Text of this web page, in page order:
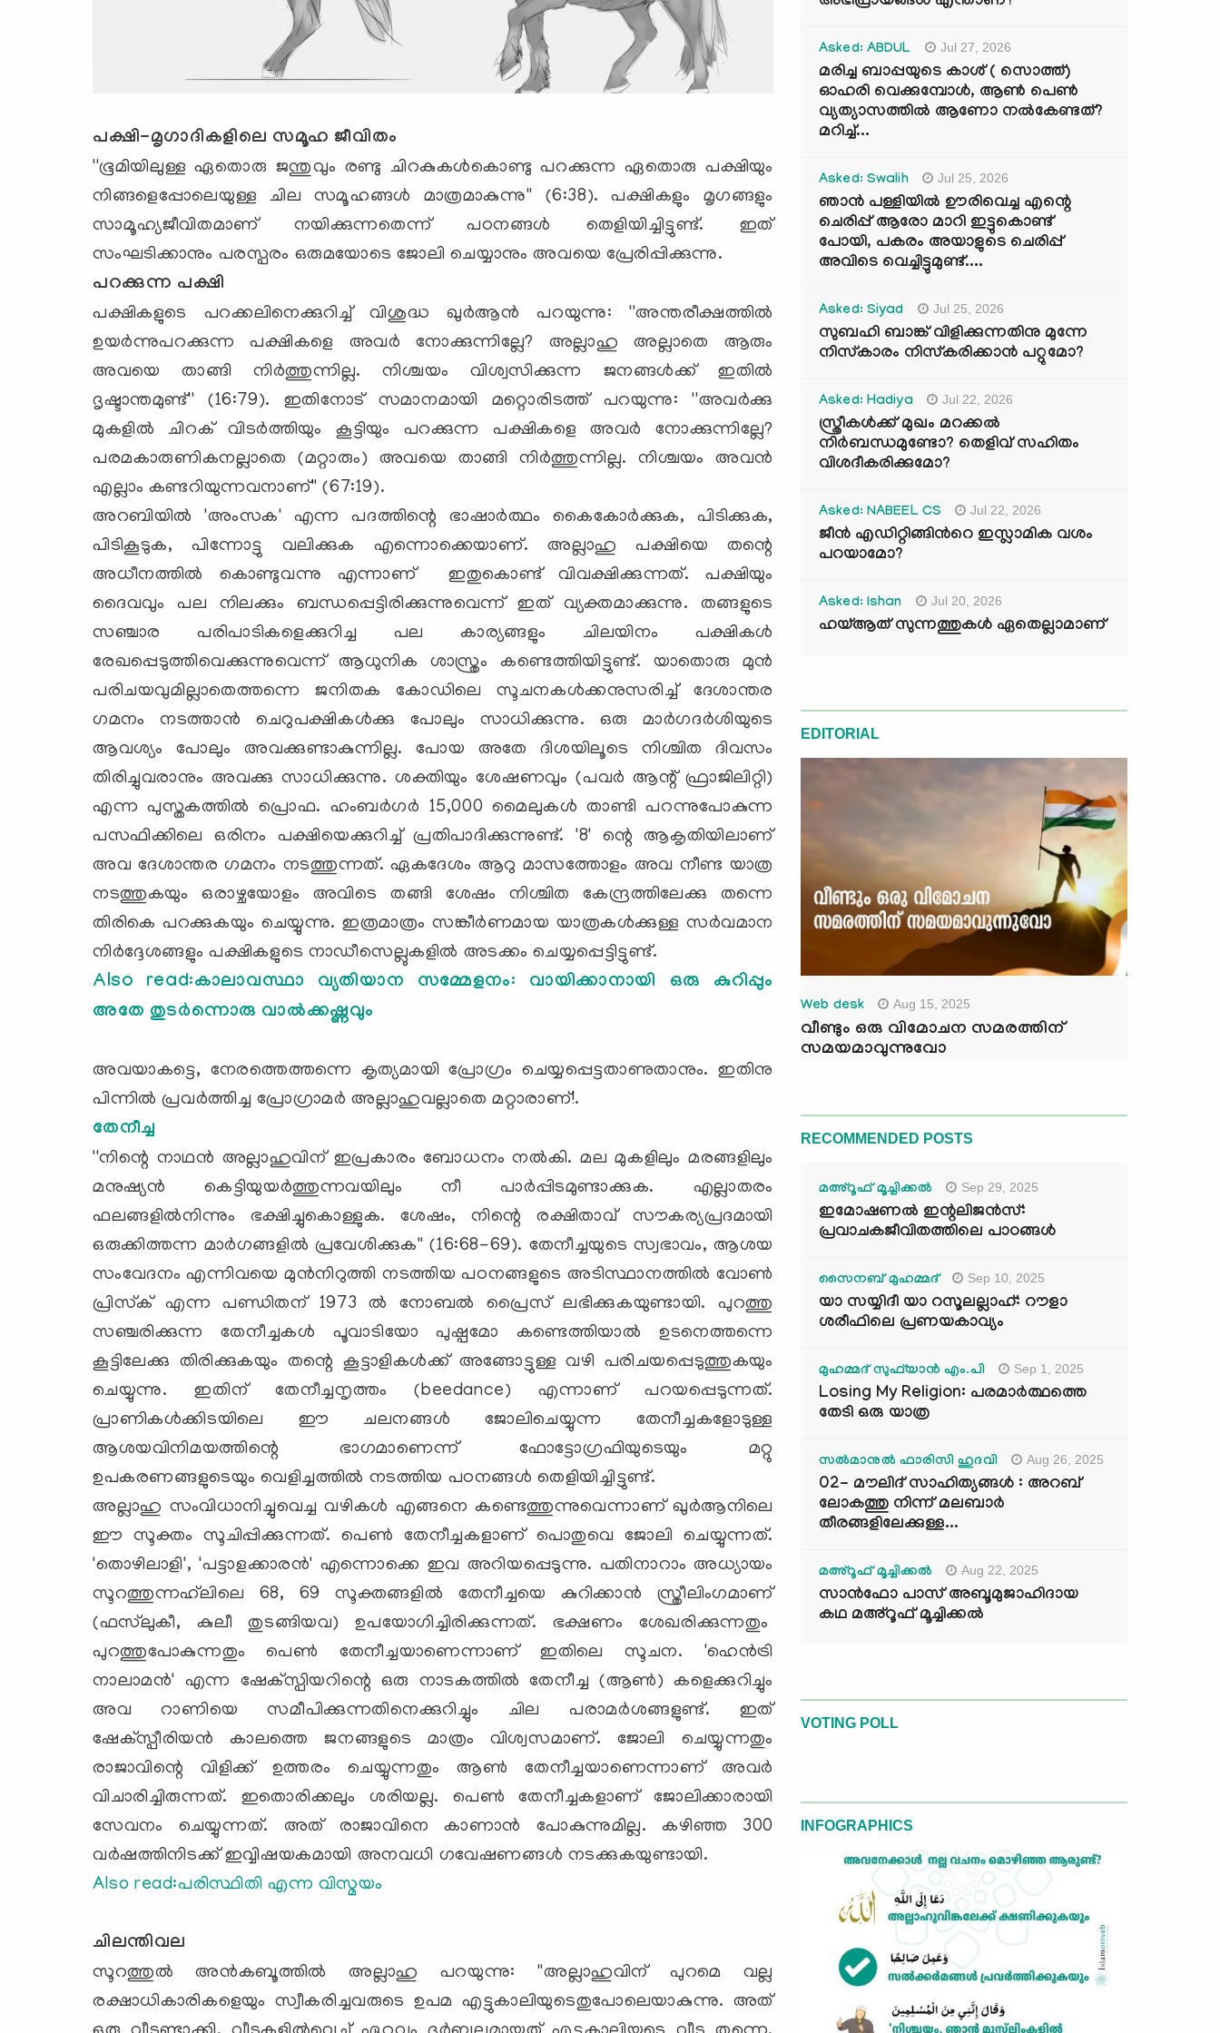
പക്ഷി-മൃഗാദികളിലെ സമൂഹ ജീവിതം
''ഭൂമിയിലുള്ള ഏതൊരു ജന്തുവും രണ്ടു ചിറകുകള്‍കൊണ്ടു പറക്കുന്ന ഏതൊരു പക്ഷിയും
നിങ്ങളെപ്പോലെയുള്ള ചില സമൂഹങ്ങള്‍ മാത്രമാകുന്നു'' (6:38). പക്ഷികളും മൃഗങ്ങളും
സാമൂഹ്യജീവിതമാണ് നയിക്കുന്നതെന്ന് പഠനങ്ങള്‍ തെളിയിച്ചിട്ടുണ്ട്. ഇത്
സംഘടിക്കാനും പരസ്പരം ഒരുമയോടെ ജോലി ചെയ്യാനും അവയെ പ്രേരിപ്പിക്കുന്നു.
പറക്കുന്ന പക്ഷി
പക്ഷികളുടെ പറക്കലിനെക്കുറിച്ച് വിശുദ്ധ ഖുര്‍ആന്‍ പറയുന്നു: ''അന്തരീക്ഷത്തില്‍
ഉയര്‍ന്നുപറക്കുന്ന പക്ഷികളെ അവര്‍ നോക്കുന്നില്ലേ? അല്ലാഹു അല്ലാതെ ആരും
അവയെ താങ്ങി നിര്‍ത്തുന്നില്ല. നിശ്ചയം വിശ്വസിക്കുന്ന ജനങ്ങള്‍ക്ക് ഇതില്‍
ദൃഷ്ടാന്തമുണ്ട്'' (16:79). ഇതിനോട് സമാനമായി മറ്റൊരിടത്ത് പറയുന്നു: ''അവര്‍ക്കു
മുകളില്‍ ചിറക് വിടര്‍ത്തിയും കൂട്ടിയും പറക്കുന്ന പക്ഷികളെ അവര്‍ നോക്കുന്നില്ലേ?
പരമകാരുണികനല്ലാതെ (മറ്റാരും) അവയെ താങ്ങി നിര്‍ത്തുന്നില്ല. നിശ്ചയം അവന്‍
എല്ലാം കണ്ടറിയുന്നവനാണ്'' (67:19).
അറബിയില്‍ 'അംസക' എന്ന പദത്തിന്റെ ഭാഷാര്‍ത്ഥം കൈകോര്‍ക്കുക, പിടിക്കുക,
പിടികൂടുക, പിന്നോട്ടു വലിക്കുക എന്നൊക്കെയാണ്. അല്ലാഹു പക്ഷിയെ തന്റെ
അധീനത്തില്‍ കൊണ്ടുവന്നു എന്നാണ് ഇതുകൊണ്ട് വിവക്ഷിക്കുന്നത്. പക്ഷിയും
ദൈവവും പല നിലക്കും ബന്ധപ്പെട്ടിരിക്കുന്നുവെന്ന് ഇത് വ്യക്തമാക്കുന്നു. തങ്ങളുടെ
സഞ്ചാര പരിപാടികളെക്കുറിച്ച പല കാര്യങ്ങളും ചിലയിനം പക്ഷികള്‍
രേഖപ്പെടുത്തിവെക്കുന്നുവെന്ന് ആധുനിക ശാസ്ത്രം കണ്ടെത്തിയിട്ടുണ്ട്. യാതൊരു മുന്‍
പരിചയവുമില്ലാതെത്തന്നെ ജനിതക കോഡിലെ സൂചനകള്‍ക്കനുസരിച്ച് ദേശാന്തര
ഗമനം നടത്താന്‍ ചെറുപക്ഷികള്‍ക്കു പോലും സാധിക്കുന്നു. ഒരു മാര്‍ഗദര്‍ശിയുടെ
ആവശ്യം പോലും അവക്കുണ്ടാകുന്നില്ല. പോയ അതേ ദിശയിലൂടെ നിശ്ചിത ദിവസം
തിരിച്ചുവരാനും അവക്കു സാധിക്കുന്നു. ശക്തിയും ശേഷണവും (പവര്‍ ആന്റ് ഫ്രാജിലിറ്റി)
എന്ന പുസ്തകത്തില്‍ പ്രൊഫ. ഹംബര്‍ഗര്‍ 15,000 മൈലുകള്‍ താണ്ടി പറന്നുപോകുന്ന
പസഫിക്കിലെ ഒരിനം പക്ഷിയെക്കുറിച്ച് പ്രതിപാദിക്കുന്നുണ്ട്. '8' ന്റെ ആകൃതിയിലാണ്
അവ ദേശാന്തര ഗമനം നടത്തുന്നത്. ഏകദേശം ആറു മാസത്തോളം അവ നീണ്ട യാത്ര
നടത്തുകയും ഒരാഴ്ചയോളം അവിടെ തങ്ങി ശേഷം നിശ്ചിത കേന്ദ്രത്തിലേക്കു തന്നെ
തിരികെ പറക്കുകയും ചെയ്യുന്നു. ഇത്രമാത്രം സങ്കീര്‍ണമായ യാത്രകള്‍ക്കുള്ള സര്‍വമാന
നിര്‍ദ്ദേശങ്ങളും പക്ഷികളുടെ നാഡീസെല്ലുകളില്‍ അടക്കം ചെയ്യപ്പെട്ടിട്ടുണ്ട്.
Also read:കാലാവസ്ഥാ വ്യതിയാന സമ്മേളനം: വായിക്കാനായി ഒരു കുറിപ്പും
അതേ തുടര്‍ന്നൊരു വാല്‍ക്കഷ്ണവും
അവയാകട്ടെ, നേരത്തെത്തന്നെ കൃത്യമായി പ്രോഗ്രം ചെയ്യപ്പെട്ടതാണുതാനും. ഇതിനു
പിന്നില്‍ പ്രവര്‍ത്തിച്ച പ്രോഗ്രാമര്‍ അല്ലാഹുവല്ലാതെ മറ്റാരാണ്!.
തേനീച്ച
''നിന്റെ നാഥന്‍ അല്ലാഹുവിന് ഇപ്രകാരം ബോധനം നല്‍കി. മല മുകളിലും മരങ്ങളിലും
മനുഷ്യന്‍ കെട്ടിയുയര്‍ത്തുന്നവയിലും നീ പാര്‍പ്പിടമുണ്ടാക്കുക. എല്ലാതരം
ഫലങ്ങളില്‍നിന്നും ഭക്ഷിച്ചുകൊള്ളുക. ശേഷം, നിന്റെ രക്ഷിതാവ് സൗകര്യപ്രദമായി
ഒരുക്കിത്തന്ന മാര്‍ഗങ്ങളില്‍ പ്രവേശിക്കുക'' (16:68-69). തേനീച്ചയുടെ സ്വഭാവം, ആശയ
സംവേദനം എന്നിവയെ മുന്‍നിറുത്തി നടത്തിയ പഠനങ്ങളുടെ അടിസ്ഥാനത്തില്‍ വോണ്‍
പ്രിസ്‌ക് എന്ന പണ്ഡിതന് 1973 ല്‍ നോബല്‍ പ്രൈസ് ലഭിക്കുകയുണ്ടായി. പുറത്തു
സഞ്ചരിക്കുന്ന തേനീച്ചകള്‍ പൂവാടിയോ പുഷ്പമോ കണ്ടെത്തിയാല്‍ ഉടനെത്തന്നെ
കൂട്ടിലേക്കു തിരിക്കുകയും തന്റെ കൂട്ടാളികള്‍ക്ക് അങ്ങോട്ടുള്ള വഴി പരിചയപ്പെടുത്തുകയും
ചെയ്യുന്നു. ഇതിന് തേനീച്ചനൃത്തം (beedance) എന്നാണ് പറയപ്പെടുന്നത്.
പ്രാണികള്‍ക്കിടയിലെ ഈ ചലനങ്ങള്‍ ജോലിചെയ്യുന്ന തേനീച്ചകളോടുള്ള
ആശയവിനിമയത്തിന്റെ ഭാഗമാണെന്ന് ഫോട്ടോഗ്രഫിയുടെയും മറ്റു
ഉപകരണങ്ങളുടെയും വെളിച്ചത്തില്‍ നടത്തിയ പഠനങ്ങള്‍ തെളിയിച്ചിട്ടുണ്ട്.
അല്ലാഹു സംവിധാനിച്ചുവെച്ച വഴികള്‍ എങ്ങനെ കണ്ടെത്തുന്നുവെന്നാണ് ഖുര്‍ആനിലെ
ഈ സൂക്തം സൂചിപ്പിക്കുന്നത്. പെണ്‍ തേനീച്ചകളാണ് പൊതുവെ ജോലി ചെയ്യുന്നത്.
'തൊഴിലാളി', 'പട്ടാളക്കാരന്‍' എന്നൊക്കെ ഇവ അറിയപ്പെടുന്നു. പതിനാറാം അധ്യായം
സൂറത്തുന്നഹ്‌ലിലെ 68, 69 സൂക്തങ്ങളില്‍ തേനീച്ചയെ കുറിക്കാന്‍ സ്ത്രീലിംഗമാണ്
(ഫസ്‌ലുകീ, കുലീ തുടങ്ങിയവ) ഉപയോഗിച്ചിരിക്കുന്നത്. ഭക്ഷണം ശേഖരിക്കുന്നതും
പുറത്തുപോകുന്നതും പെണ്‍ തേനീച്ചയാണെന്നാണ് ഇതിലെ സൂചന. 'ഹെന്‍ട്രി
നാലാമന്‍' എന്ന ഷേക്‌സ്പിയറിന്റെ ഒരു നാടകത്തില്‍ തേനീച്ച (ആണ്‍) കളെക്കുറിച്ചും
അവ റാണിയെ സമീപിക്കുന്നതിനെക്കുറിച്ചും ചില പരാമര്‍ശങ്ങളുണ്ട്. ഇത്
ഷേക്‌സ്പീരിയന്‍ കാലത്തെ ജനങ്ങളുടെ മാത്രം വിശ്വസമാണ്. ജോലി ചെയ്യുന്നതും
രാജാവിന്റെ വിളിക്ക് ഉത്തരം ചെയ്യുന്നതും ആണ്‍ തേനീച്ചയാണെന്നാണ് അവര്‍
വിചാരിച്ചിരുന്നത്. ഇതൊരിക്കലും ശരിയല്ല. പെണ്‍ തേനീച്ചകളാണ് ജോലിക്കാരായി
സേവനം ചെയ്യുന്നത്. അത് രാജാവിനെ കാണാന്‍ പോകുന്നുമില്ല. കഴിഞ്ഞ 300
വര്‍ഷത്തിനിടക്ക് ഇവ്വിഷയകമായി അനവധി ഗവേഷണങ്ങള്‍ നടക്കുകയുണ്ടായി.
Also read:പരിസ്ഥിതി എന്ന വിസ്മയം
ചിലന്തിവല
സൂറത്തുല്‍ അന്‍കബൂത്തില്‍ അല്ലാഹു പറയുന്നു: ''അല്ലാഹുവിന് പുറമെ വല്ല
രക്ഷാധികാരികളെയും സ്വീകരിച്ചവരുടെ ഉപമ എട്ടുകാലിയുടെതുപോലെയാകുന്നു. അത്
Asked: ABDUL Jul 27, 2026
മരിച്ച ബാപ്പയുടെ കാശ് ( സൊത്ത്)
ഓഹരി വെക്കുമ്പോൾ, ആണ്‍ പെണ്‍
വ്യത്യാസത്തില്‍ ആണോ നല്‍കേണ്ടത്?
മറിച്ച്...
Asked: Swalih Jul 25, 2026
ഞാൻ പള്ളിയിൽ ഊരിവെച്ച എന്റെ
ചെരിപ്പ് ആരോ മാറി ഇട്ടുകൊണ്ട്
പോയി, പകരം അയാളുടെ ചെരിപ്പ്
അവിടെ വെച്ചിട്ടുമുണ്ട്....
Asked: Siyad Jul 25, 2026
സുബഹി ബാങ്ക് വിളിക്കുന്നതിനു മുന്നേ
നിസ്കാരം നിസ്കരിക്കാൻ പറ്റുമോ?
Asked: Hadiya Jul 22, 2026
സ്ത്രീകൾക്ക് മുഖം മറക്കൽ
നിർബന്ധമുണ്ടോ? തെളിവ് സഹിതം
വിശദീകരിക്കുമോ?
Asked: NABEEL CS Jul 22, 2026
ജീൻ എഡിറ്റിങ്ങിന്‍റെ ഇസ്ലാമിക വശം
പറയാമോ?
Asked: Ishan Jul 20, 2026
ഹയ്ആത് സുന്നത്തുകൾ ഏതെല്ലാമാണ്
EDITORIAL
Web desk Aug 15, 2025
വീണ്ടും ഒരു വിമോചന സമരത്തിന്
സമയമാവുന്നുവോ
RECOMMENDED POSTS
മഅ്റൂഫ് മൂച്ചിക്കല്‍ Sep 29, 2025
ഇമോഷണൽ ഇന്റലിജൻസ്:
പ്രവാചകജീവിതത്തിലെ പാഠങ്ങൾ
സൈനബ് മുഹമ്മദ് Sep 10, 2025
യാ സയ്യിദീ യാ റസൂലല്ലാഹ്: റൗളാ
ശരീഫിലെ പ്രണയകാവ്യം
മുഹമ്മദ് സുഫ്‌യാൻ എം.പി Sep 1, 2025
Losing My Religion: പരമാർത്ഥത്തെ
തേടി ഒരു യാത്ര
സൽമാനുൽ ഫാരിസി ഹുദവി Aug 26, 2025
02- മൗലിദ് സാഹിത്യങ്ങൾ : അറബ്
ലോകത്തു നിന്ന് മലബാർ
തീരങ്ങളിലേക്കുള്ള...
മഅ്റൂഫ് മൂച്ചിക്കല്‍ Aug 22, 2025
സാൻഫോ പാസ് അബൂമുജാഹിദായ
കഥ മഅ്റൂഫ് മൂച്ചിക്കല്‍
VOTING POLL
INFOGRAPHICS